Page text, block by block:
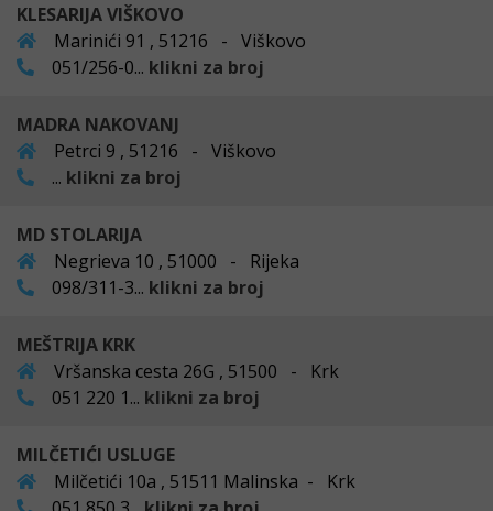
KLESARIJA VIŠKOVO
Marinići 91 , 51216 - Viškovo
051/256-0... klikni za broj
MADRA NAKOVANJ
Petrci 9 , 51216 - Viškovo
... klikni za broj
MD STOLARIJA
Negrieva 10 , 51000 - Rijeka
098/311-3... klikni za broj
MEŠTRIJA KRK
Vršanska cesta 26G , 51500 - Krk
051 220 1... klikni za broj
MILČETIĆI USLUGE
Milčetići 10a , 51511 Malinska - Krk